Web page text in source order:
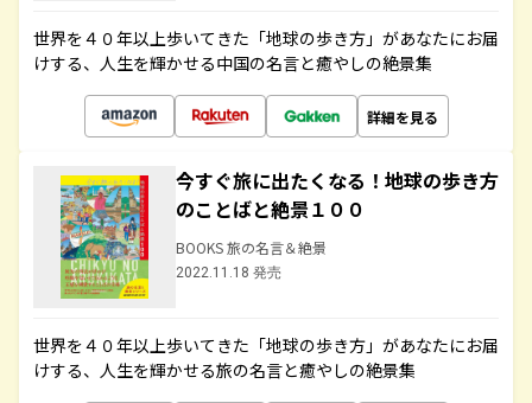
世界を４０年以上歩いてきた「地球の歩き方」があなたにお届
けする、人生を輝かせる中国の名言と癒やしの絶景集
詳細を見る
今すぐ旅に出たくなる！地球の歩き方
のことばと絶景１００
BOOKS 旅の名言＆絶景
2022.11.18 発売
世界を４０年以上歩いてきた「地球の歩き方」があなたにお届
けする、人生を輝かせる旅の名言と癒やしの絶景集